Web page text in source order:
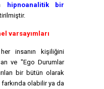
hipnoanalitik bir
varsayımları
insanın kişiliğini
ve "Ego Durumlar
bir bütün olarak
farkında olabilir ya da